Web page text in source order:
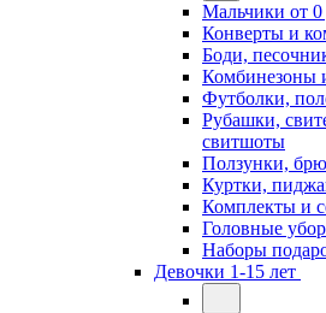
Мальчики от 0
Конверты и
Боди,
Комбинезоны
Футболки,
Рубашки,
свитшоты
Ползунки,
Куртки,
Комплекты и
Головные
Наборы
Девочки 1-15 лет